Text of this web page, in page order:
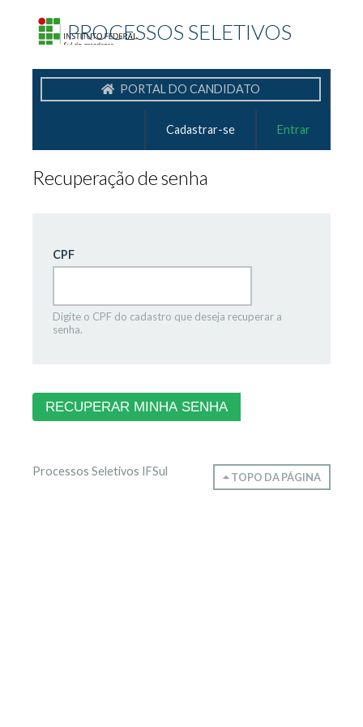
|PROCESSOS SELETIVOS
PORTAL DO CANDIDATO
Entrar
Cadastrar-se
Recuperação de senha
CPF
Digite o CPF do cadastro que deseja recuperar a
senha.
Processos Seletivos IFSul TOPO DA PÁGINA